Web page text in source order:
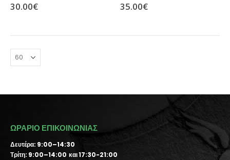
30.00€ 35.00€
ΩΡΑΡΙΟ ΕΠΙΚΟΙΝΩΝΙΑΣ
Δευτέρα: 9:00–14:30
Τρίτη: 9:00–14:00 και 17:30-21:00